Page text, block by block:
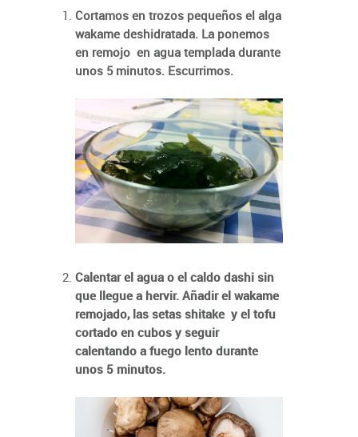
Cortamos en trozos pequeños el alga
wakame deshidratada. La ponemos
en remojo en agua templada durante
unos 5 minutos. Escurrimos.
Calentar el agua o el caldo dashi sin
que llegue a hervir. Añadir el wakame
remojado, las setas shitake y el tofu
cortado en cubos y seguir
calentando a fuego lento durante
unos 5 minutos.